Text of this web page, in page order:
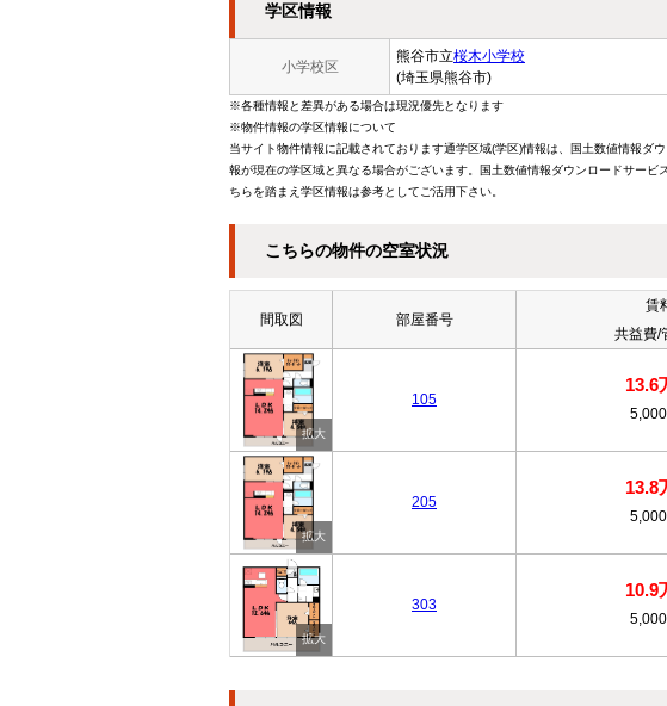
学区情報
小学校区
熊谷市立桜木小学校
(埼玉県熊谷市)
※各種情報と差異がある場合は現況優先となります
※物件情報の学区情報について
当サイト物件情報に記載されております通学区域(学区)情報は、国土数値情報
報が現在の学区域と異なる場合がございます。国土数値情報ダウンロードサー
ちらを踏まえ学区情報は参考としてご活用下さい。
こちらの物件の空室状況
間取図 部屋番号
賃
共益費/
105
13.6
205
13.8
303
10.9